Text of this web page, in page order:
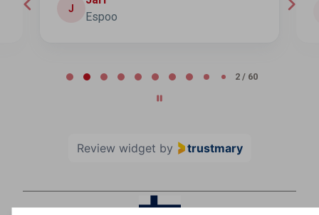
J
Espoo
2 / 60
Review widget by trustmary